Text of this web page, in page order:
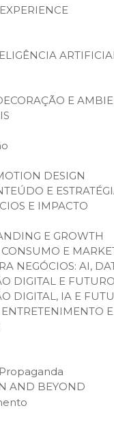
E
DESIGN
E
E IMPACTO
E GROWTH
E
NEGÓCIOS: AI,
DIGITAL E
DIGITAL, IA E
AND BEYOND